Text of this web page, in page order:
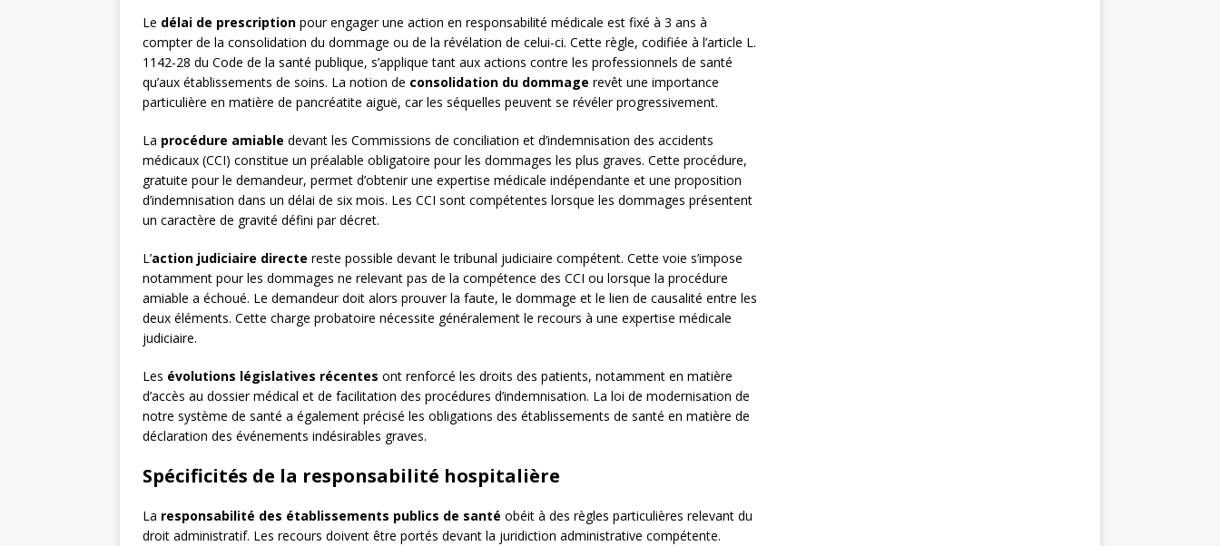
Le délai de prescription pour engager une action en responsabilité médicale est fixé à 3 ans à
compter de la consolidation du dommage ou de la révélation de celui-ci. Cette règle, codifiée à l’article L.
1142-28 du Code de la santé publique, s’applique tant aux actions contre les professionnels de santé
qu’aux établissements de soins. La notion de consolidation du dommage revêt une importance
particulière en matière de pancréatite aiguë, car les séquelles peuvent se révéler progressivement.
La procédure amiable devant les Commissions de conciliation et d’indemnisation des accidents
médicaux (CCI) constitue un préalable obligatoire pour les dommages les plus graves. Cette procédure,
gratuite pour le demandeur, permet d’obtenir une expertise médicale indépendante et une proposition
d’indemnisation dans un délai de six mois. Les CCI sont compétentes lorsque les dommages présentent
un caractère de gravité défini par décret.
L’action judiciaire directe reste possible devant le tribunal judiciaire compétent. Cette voie s’impose
notamment pour les dommages ne relevant pas de la compétence des CCI ou lorsque la procédure
amiable a échoué. Le demandeur doit alors prouver la faute, le dommage et le lien de causalité entre les
deux éléments. Cette charge probatoire nécessite généralement le recours à une expertise médicale
judiciaire.
Les évolutions législatives récentes ont renforcé les droits des patients, notamment en matière
d’accès au dossier médical et de facilitation des procédures d’indemnisation. La loi de modernisation de
notre système de santé a également précisé les obligations des établissements de santé en matière de
déclaration des événements indésirables graves.
Spécificités de la responsabilité hospitalière
La responsabilité des établissements publics de santé obéit à des règles particulières relevant du
droit administratif. Les recours doivent être portés devant la juridiction administrative compétente.